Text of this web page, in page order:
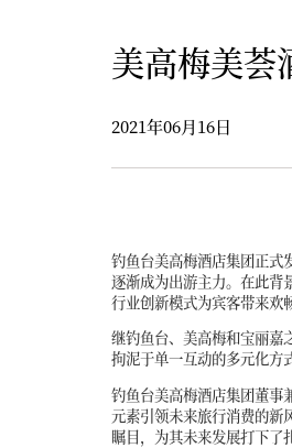
美高梅美荟
2021年06月16日
钓鱼台美高梅酒店集团正
逐渐成为出游主力。在此
行业创新模式为宾客带来欢
继钓鱼台、美高梅和宝丽嘉
拘泥于单一互动的多元化方
钓鱼台美高梅酒店集团董事
元素引领未来旅行消费的新
瞩目，为其未来发展打下了